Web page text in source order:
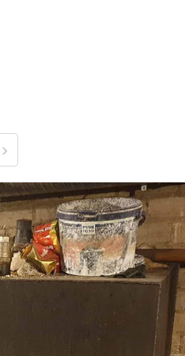
›